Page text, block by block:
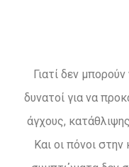
Γιατί δεν
δυνατοί για να
άγχους,
Και οι πόνοι στην